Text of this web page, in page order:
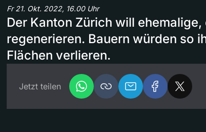
Fr 21. Okt. 2022, 16.00 Uhr
Der Kanton Zürich will
regenerieren. Bauern würden so
Flächen verlieren.
Jetzt teilen